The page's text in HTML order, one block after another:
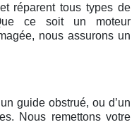
réparent tous types de
ce soit un moteur
nous assurons un
guide obstrué, ou d’un
Nous remettons votre